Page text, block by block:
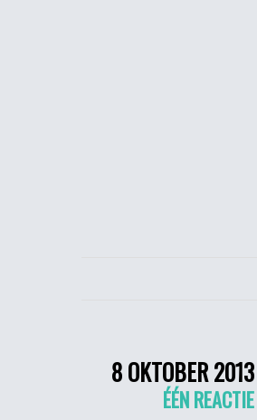
8 OKTOBER 2013
ÉÉN REACTIE